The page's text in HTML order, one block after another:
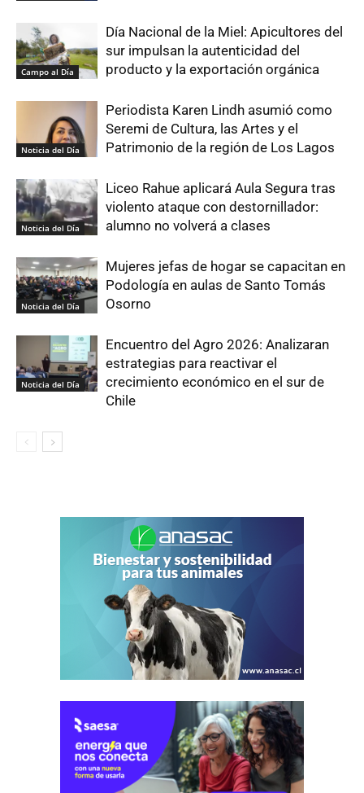
Campo al Día
Día Nacional de la Miel: Apicultores del
sur impulsan la autenticidad del
producto y la exportación orgánica
Noticia del Día
Periodista Karen Lindh asumió como
Seremi de Cultura, las Artes y el
Patrimonio de la región de Los Lagos
Noticia del Día
Liceo Rahue aplicará Aula Segura tras
violento ataque con destornillador:
alumno no volverá a clases
Noticia del Día
Mujeres jefas de hogar se capacitan en
Podología en aulas de Santo Tomás
Osorno
Noticia del Día
Encuentro del Agro 2026: Analizaran
estrategias para reactivar el
crecimiento económico en el sur de
Chile